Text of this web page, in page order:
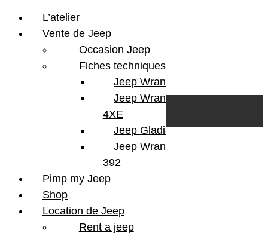
L’atelier
Vente de Jeep
Occasion Jeep
Fiches techniques
Jeep Wrangler JL
Jeep Wrangler
4XE
Jeep Gladiator
Jeep Wrangler V8
392
Pimp my Jeep
Shop
Location de Jeep
Rent a jeep